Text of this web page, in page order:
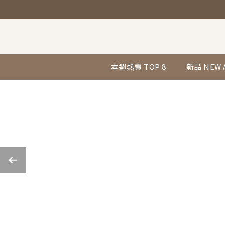
本週熱賣 TOP 8 新品 NEW